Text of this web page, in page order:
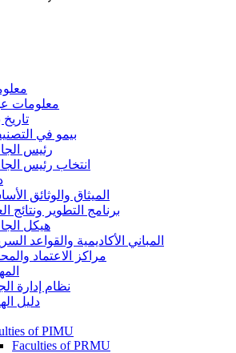
معلومات
تاريخ
بيمو في
رئيس
انتخاب رئيس
الميثاق والوثائق
برنامج التطوير ونتائج
هيكل
المباني الأكاديمية والقواعد
مراكز الاعتماد
نظام إدارة
دليل
of PIMU
Faculties of PRMU